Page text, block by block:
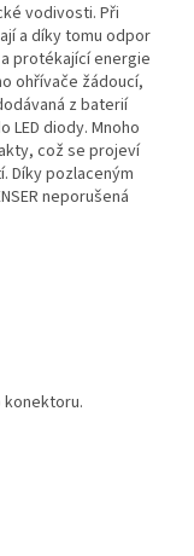
vodivosti. Při
a díky tomu odpor
protékající energie
ohřívače žádoucí,
z baterií
LED diody. Mnoho
což se projeví
Díky pozlaceným
neporušená